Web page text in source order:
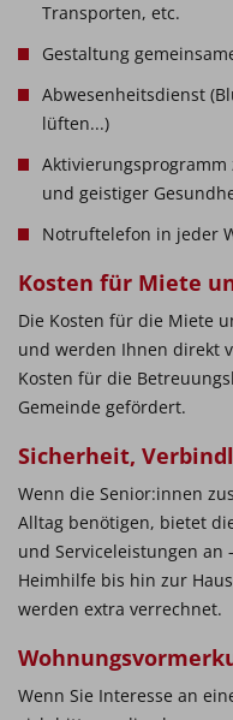
Transporten, etc.
Gestaltung
Abwesenheitsdienst
lüften...)
und geistiger
Notruftelefon in jeder
Kosten für Miete
Die Kosten für die Miete
und werden Ihnen direkt
Kosten für die
Gemeinde gefördert.
Sicherheit,
Wenn die Senior:innen
Alltag benötigen, bietet
und Serviceleistungen an
Heimhilfe bis hin zur
werden extra verrechnet.
Wenn Sie Interesse an